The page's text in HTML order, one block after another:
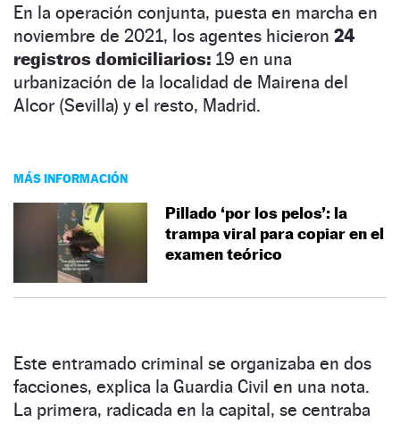
En la operación conjunta, puesta en marcha en
noviembre de 2021, los agentes hicieron 24
registros domiciliarios: 19 en una
urbanización de la localidad de Mairena del
Alcor (Sevilla) y el resto, Madrid.
MÁS INFORMACIÓN
Pillado ‘por los pelos’: la
trampa viral para copiar en el
examen teórico
Este entramado criminal se organizaba en dos
facciones, explica la Guardia Civil en una nota.
La primera, radicada en la capital, se centraba